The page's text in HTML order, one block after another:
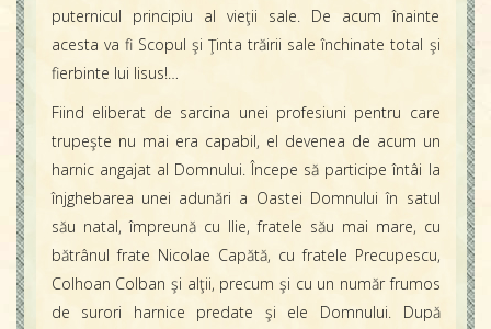
puternicul principiu al vieţii sale. De acum înainte
acesta va fi Scopul şi Ţinta trăirii sale închinate total şi
fierbinte lui Iisus!…
Fiind eliberat de sarcina unei profesiuni pentru care
trupeşte nu mai era capabil, el devenea de acum un
harnic angajat al Domnului. Începe să participe întâi la
înjghebarea unei adunări a Oastei Domnului în satul
său natal, împreună cu Ilie, fratele său mai mare, cu
bătrânul frate Nicolae Capătă, cu fratele Precupescu,
Colhoan Colban şi alţii, precum şi cu un număr frumos
de surori harnice predate şi ele Domnului. După